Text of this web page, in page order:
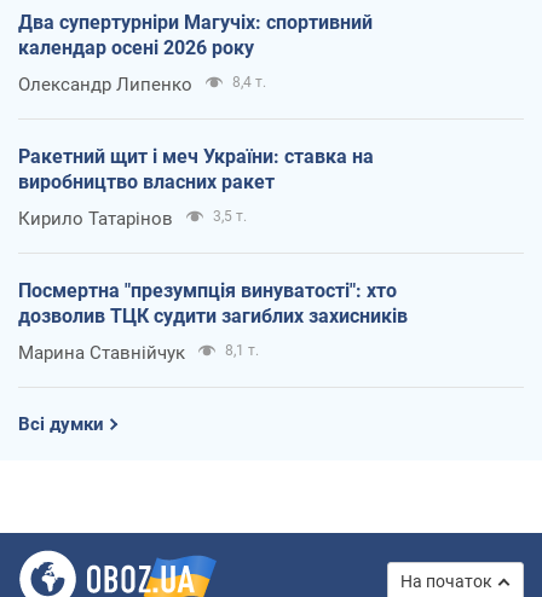
Два супертурніри Магучіх: спортивний
календар осені 2026 року
Олександр Липенко 8,4 т.
Ракетний щит і меч України: ставка на
виробництво власних ракет
Кирило Татарінов 3,5 т.
Посмертна "презумпція винуватості": хто
дозволив ТЦК судити загиблих захисників
Марина Ставнійчук 8,1 т.
Всі думки
На початок